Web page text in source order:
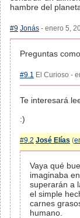
hambre del
#9 Jonás - enero 5,
Preguntas
#9.1 El Curioso -
Te interesará
:)
#9.2 José Elías (
Vaya qué
imaginaba
superarán a
el simple
carnes
humano.